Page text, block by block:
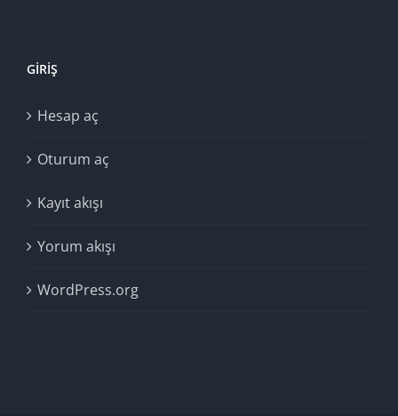
GIRIŞ
Hesap aç
Oturum aç
Kayıt akışı
Yorum akışı
WordPress.org